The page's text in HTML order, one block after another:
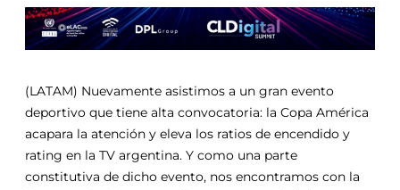
(LATAM) Nuevamente asistimos a un gran evento
deportivo que tiene alta convocatoria: la Copa América
acapara la atención y eleva los ratios de encendido y
rating en la TV argentina. Y como una parte
constitutiva de dicho evento, nos encontramos con la